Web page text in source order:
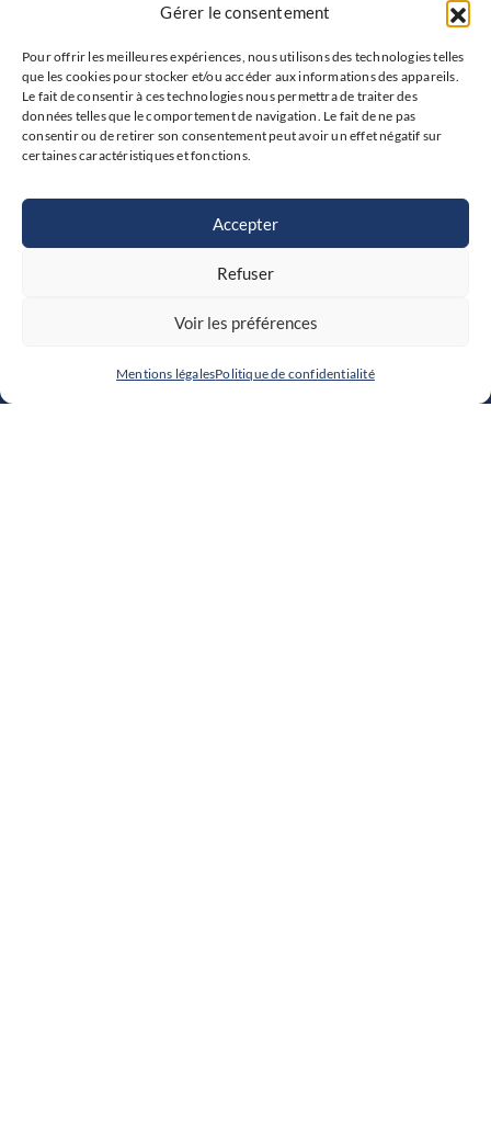
Gérer le consentement
Pour offrir les meilleures expériences, nous utilisons des technologies telles
que les cookies pour stocker et/ou accéder aux informations des appareils.
Le fait de consentir à ces technologies nous permettra de traiter des
données telles que le comportement de navigation. Le fait de ne pas
consentir ou de retirer son consentement peut avoir un effet négatif sur
certaines caractéristiques et fonctions.
Accepter
Refuser
Voir les préférences
Mentions légalesPolitique de confidentialité
RESSOURCES HUMAINES
Portail RH : de la promesse à la réalité,
les clés d’une adoption réussie